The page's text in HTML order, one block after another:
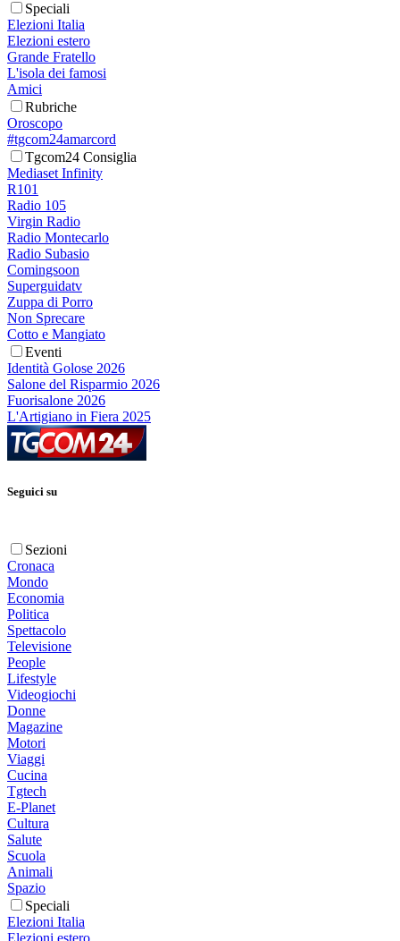
Speciali
Elezioni Italia
Elezioni estero
Grande Fratello
L'isola dei famosi
Amici
Rubriche
Oroscopo
#tgcom24amarcord
Tgcom24 Consiglia
Mediaset Infinity
R101
Radio 105
Virgin Radio
Radio Montecarlo
Radio Subasio
Comingsoon
Superguidatv
Zuppa di Porro
Non Sprecare
Cotto e Mangiato
Eventi
Identità Golose 2026
Salone del Risparmio 2026
Fuorisalone 2026
L'Artigiano in Fiera 2025
Seguici su
Sezioni
Cronaca
Mondo
Economia
Politica
Spettacolo
Televisione
People
Lifestyle
Videogiochi
Donne
Magazine
Motori
Viaggi
Cucina
Tgtech
E-Planet
Cultura
Salute
Scuola
Animali
Spazio
Speciali
Elezioni Italia
Elezioni estero